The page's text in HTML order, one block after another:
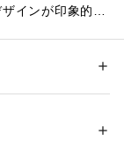
インが印象的。